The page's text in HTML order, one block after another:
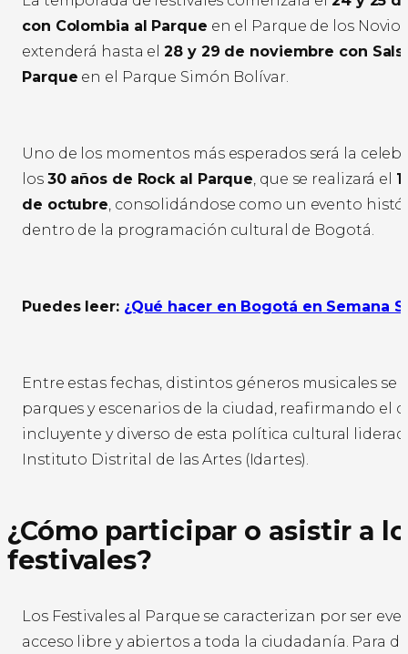
con Colombia al Parque en el Parque de los
extenderá hasta el28 y 29 de noviembre con
Parque en el Parque Simón Bolívar.
Uno de los momentos más esperados será la
los 30 años de Rock al Parque, que se realizará el
de octubre, consolidándose como un evento
dentro de la programación cultural de Bogotá.
Puedes leer: ¿Qué hacer en Bogotá en Semana
Entre estas fechas, distintos géneros musicales se
parques y escenarios de la ciudad, reafirmando el
incluyente y diverso de esta política cultural
Instituto Distrital de las Artes (Idartes).
¿Cómo participar o asistir a
festivales?
Los Festivales al Parque se caracterizan por ser
acceso libre y abiertos a toda la ciudadanía. Para